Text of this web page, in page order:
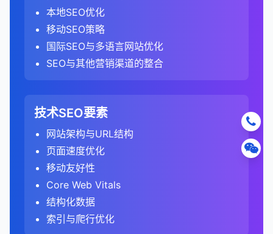
优化标题标签和元描述，提高点击率。
管理本地搜索存在，优化本地商家信息。
优化图片和视频，提高在多媒体结果中的可见度。
SEO的主要战场。了解serps的结构和组成部分，以
及如何优化网站在serps中的表现，对于提高有机流
量和实现业务目标至关重要。随着搜索引擎算法的不
断发展，serps的结构也在不断演变，SEO专业人员
需要持续关注这些变化并调整他们的策略。
求方法不变。
308重定向：与301类似，但要求客户端保持请求
方法不变。
元刷新：通过HTML元标签签实现的重定向，不如
总结来说，301重定向是一种重要的技术，用于在
URL更改时维护用户体验和保留SEO价值。正确使用
301重定向可以确保确保网站迁移、URL结构更改或
内容合并不会对有机搜索流量产生负面影响。了解何
时以及如何使用301重定向是每个SEO专业人员必备
确保规范URL指向有效的、可访问的页面。
避免将规范URL指向404页面或重定向页面。
不要设置相互冲突的规范标签（如A指向B，B指向
A）。
版本，同时使用canonical标签指向首选版本。
定期审核规范标签，确保它们仍然准确。
规范URL与其他技术的区别：
301重定向：
301重定向是服务器端的永久重定向，会将用户
和搜索引擎都引导到新URL。
规范URL是建议性的，不会自动重定向用户。
GA4：关注参与会话与总会话的比例，考虑了
更多的参与指标。
时间因素
Universal Analytics：不考虑停留时间，只考虑
GA4：将停留时间超过10秒作为参与会话的标
准之一。
指标名称：
Universal Analytics：使用"跳出率"作为主要指
标。
GA4：使用"参与率"作为主要指标，不再直接提
供跳出率。
对SEO和数据分析的影响：
综合所有分析结果，识别竞争对手的优势和劣势。
找出你可以利用的机会和需要应对的威胁。
制定差异化的SEO策略，以超越竞争对手。
设定明确的目标和关键绩效指标。
关键词研究工具：SEMrush、Ahrefs、Moz
Keyword Explorer
竞争分析工具 ：SEMrush、Ahrefs、SpyFu、
SimilarWeb
链接分析工具：Ahrefs、Majestic、Moz Link
Explorer
技术SEO工具：Screaming Frog、Google
Search Console、PageSpeed Insights
及时修复任何安全威胁，避免网站被标记为不安
全。
手动操作报告：
检查网站是否受到Google的手动操作处罚。
结构化数据报告：
监控结构化数据的实施状态。
识别结构化数据错误，以获取丰富片段。
面包屑导航报告
监控面包屑导航的实施状态。
修复面包屑导航问题，改善搜索结果展示。
AMP报告：
度。
3. 分析转化
转化路径分析 ：
了解哪些页面和路径最有可能导致转化。
转化漏斗分析 ：
设置和分析转化漏斗，了解有机搜索访客在转化
过程中的流失点。
优化漏斗中的薄弱环节，提高转化率。
有机搜索转化价值：
分析有机搜索流量带来的转化价值。
比较不同关键词、页面和流量来源的转化价值。
分析竞争对手的排名策略。
C. 内容分析
分析表现最佳的内容类型和主题。
识别内容差距，即用户需求但网站尚未覆盖的主
分析内容的深度和质量。
评估内容的新鲜度和时效性。
D. 用户行为分析
分析有机搜索访客的跳出率、停留时间和页面浏览
量。
分析用户在网站上的浏览路径和行为流。
评估移动用户体验。
观因素。
这有助于制定更有效的SEO策略和优化措施。
6. 监控进度和效果
可视化报告可以帮助展示SEO工作的价值和成果。
SEO中常见的数据可视化类型
趋势图/线图：显示随时间变化的数据，如有机搜
索流量、排名变化等。
柱状图/条形图：比较不同类别或时间段的数据，
如不同页面的流量、不同关键词的排名等。
饼图/环形图：显示部分与整体的关系，如流量来
着更高的竞争。
竞争度
评估在有机搜索中排名特定关键词的难度。
大多数工具使用1-100的分数表示竞争度。
力。
考虑因素包括当前排名网站的权威性、内容质量
和链接概况。
点击率（CTR）：
了解搜索特定关键词的用户点击搜索结果的比
例。
高CTR表明关键词有较高的用户兴趣。
转化价值：
配置认证，以审计需要登录的页面。
设置自定义HTTP头。
3. 运行技术审计
大型网站可能需要分段审计或使用更强大的工具。
4. 分析审计报告
A. 爬行和索引问题
爬行错误：404错误、服务器错误、重定向链等。
索引问题 ：noindex标签、canonical标签问题、重
复内容等。
爬行预算问题：低价值页面消耗爬行预算、爬行深
链接相关性：分析链接来源网站与你的网站的主题
相关性。
链接位置：分析链接在页面上的位置（如内容内、
侧边栏、页脚）。
C. 锚文本分析
识别过度优化的锚文本，避免被视为操纵。
确保锚文本多样化，包括品牌词、通用词和精确匹
配关键词。
D. 链接增长趋势
分析外链增长趋势，了解链接建设的效果。
识别异常的链接增长或下降，可能表明算法更新或
手动操作。
识别排名下降的页面，并找出原因。
B. 用户参与度分析
分析页面的跳出率、停留时间和页面浏览量。
识别高跳出率页面，并分析原因（如内容质量、相
C. 转化分析
分析内容页面的转化率和转化价值。
识别最有效的转化路径和内容。
分析内容对转化漏斗的贡献。
3. 分析内容质量和优化机会
A. 关键词使用分析
关键词排名分析
识别竞争对手排名的关键词。
分析这些关键词的搜索量、竞争度和转化价值。
识别竞争对手排名但你未排名的高价值关键词。
搜索意图分析：
分析竞争对手针对不同搜索意图的关键词策略。
评估他们如何覆盖信息型、导航型、商业调查型
和交易型关键词。
3. 分析竞争对手的内容策略
本地SEO优化
移动SEO策略
国际SEO与多语言网站优化
SEO与其他营销渠道的整合
技术SEO要素
网站架构与URL结构
页面速度优化
移动友好性
Core Web Vitals
结构化数据
索引与爬行优化